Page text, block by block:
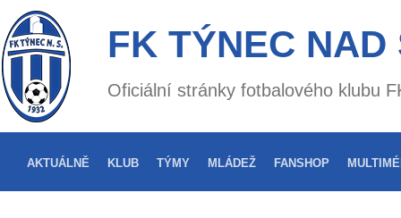
FK TÝNEC NAD
Oficiální stránky fotbalového klubu
AKTUÁLNĚ KLUB TÝMY MLÁDEŽ FANSHOP